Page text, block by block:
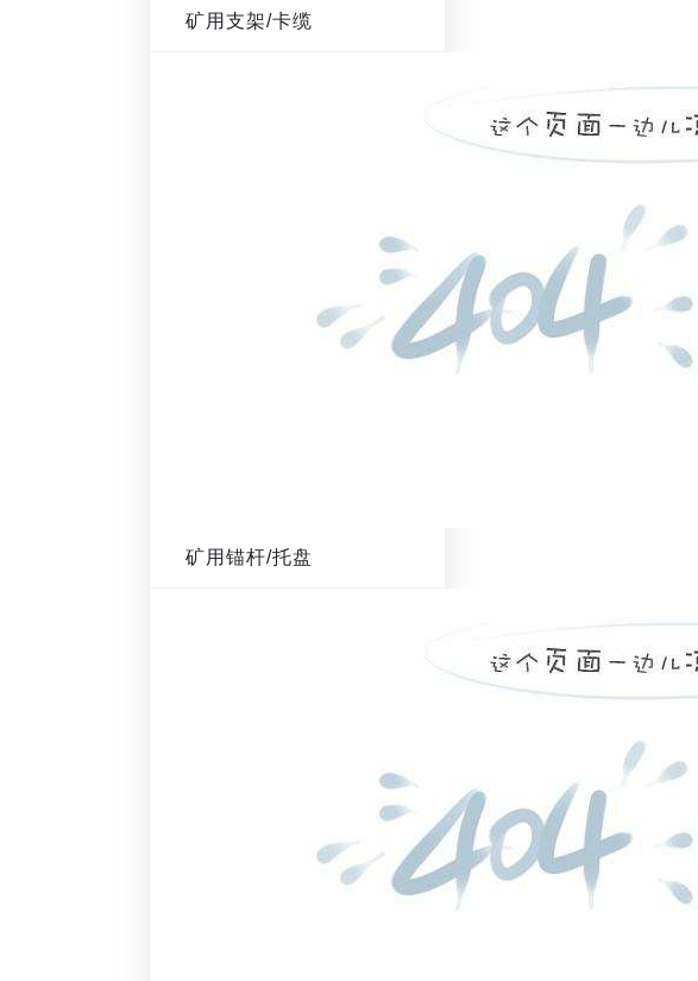
矿用支架/卡缆
矿用锚杆/托盘